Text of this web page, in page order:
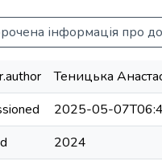
інформація про
Теницька
2025-05-
2024